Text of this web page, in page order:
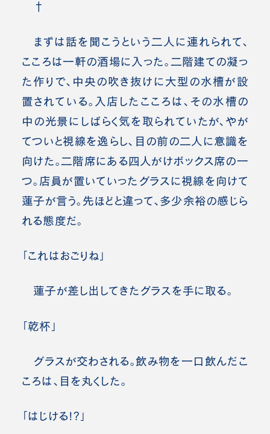
†
まずは話を聞こうという二人に連れられて、
こころは一軒の酒場に入った。二階建ての凝っ
た作りで、中央の吹き抜けに大型の水槽が設
置されている。入店したこころは、その水槽の
中の光景にしばらく気を取られていたが、やが
てついと視線を逸らし、目の前の二人に意識を
向けた。二階席にある四人がけボックス席の一
つ。店員が置いていったグラスに視線を向けて
蓮子が言う。先ほどと違って、多少余裕の感じら
れる態度だ。
「これはおごりね」
蓮子が差し出してきたグラスを手に取る。
「乾杯」
グラスが交わされる。飲み物を一口飲んだこ
ころは、目を丸くした。
「はじける!?」